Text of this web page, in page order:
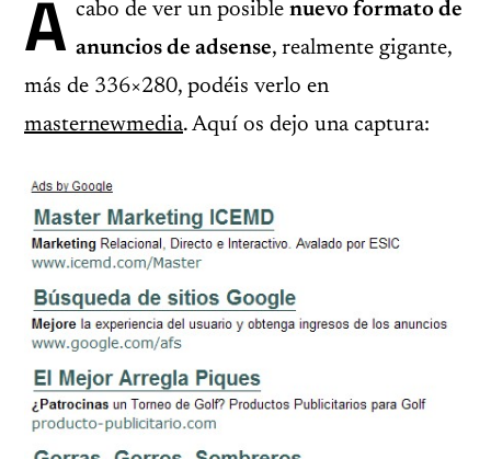
A cabo de ver un posible nuevo formato de
anuncios de adsense, realmente gigante,
más de 336×280, podéis verlo en
masternewmedia. Aquí os dejo una captura: